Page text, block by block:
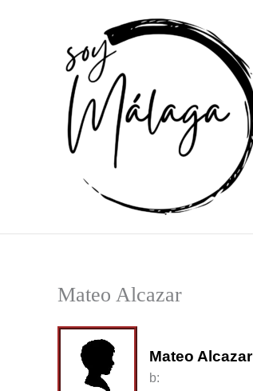
Mateo Alcazar
Mateo Alcazar
b: